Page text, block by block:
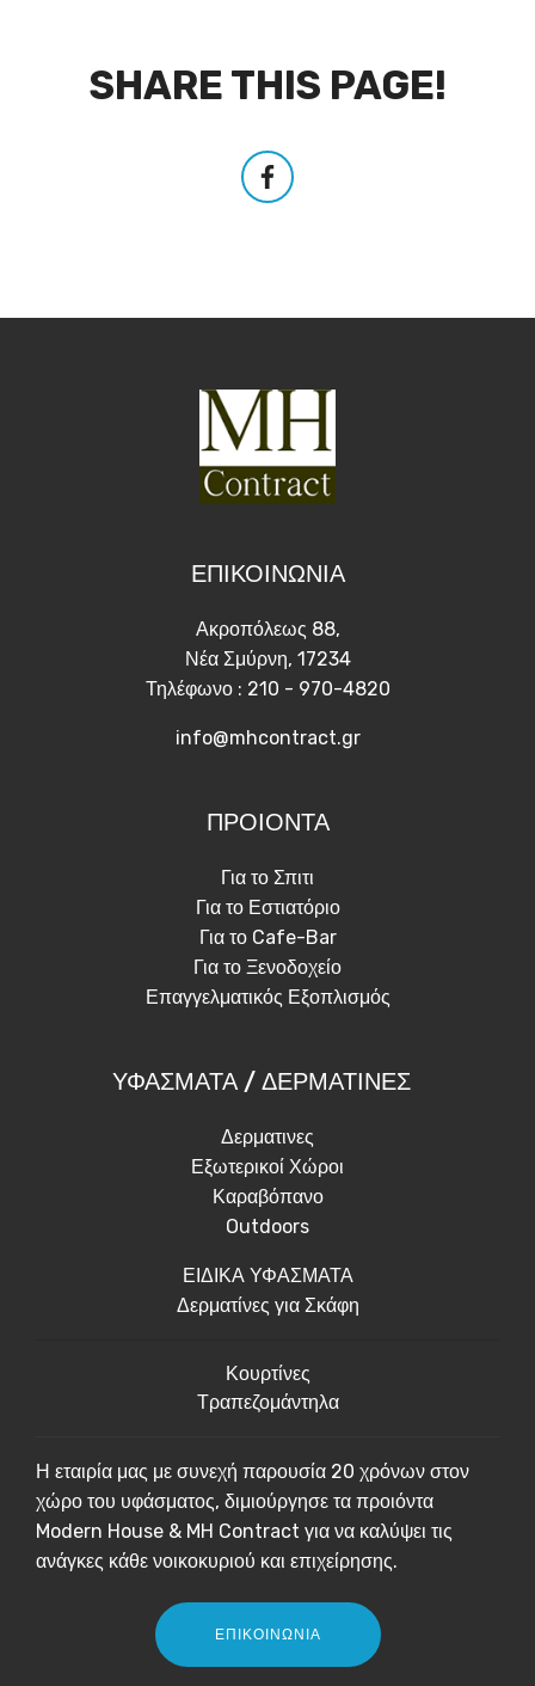
SHARE THIS PAGE!
ΕΠΙΚΟΙΝΩΝΙΑ
Ακροπόλεως 88,
Νέα Σμύρνη, 17234
Τηλέφωνο : 210 - 970-4820
info@mhcontract.gr
ΠΡΟΙΟΝΤΑ
Για το Σπιτι
Για το Εστιατόριο
Για το Cafe-Bar
Για το Ξενοδοχείο
Επαγγελματικός Εξοπλισμός
ΥΦΑΣΜΑΤΑ / ΔΕΡΜΑΤΙΝΕΣ
Δερματινες
Εξωτερικοί Χώροι
Καραβόπανο
Outdoors
ΕΙΔΙΚΑ ΥΦΑΣΜΑΤΑ
Δερματίνες για Σκάφη
Κουρτίνες
Τραπεζομάντηλα
Η εταιρία μας με συνεχή παρουσία 20 χρόνων στον
χώρο του υφάσματος, διμιούργησε τα προιόντα
Modern House & MH Contract για να καλύψει τις
ανάγκες κάθε νοικοκυριού και επιχείρησης.
ΕΠΙΚΟΙΝΩΝΙΑ